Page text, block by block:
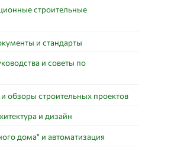
строительные
и стандарты
и советы по
обзоры строительных проектов
и дизайн
дома" и автоматизация